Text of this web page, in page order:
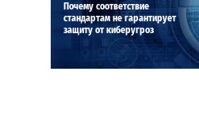
Почему соответствие
стандартам не гарантирует
защиту от киберугроз